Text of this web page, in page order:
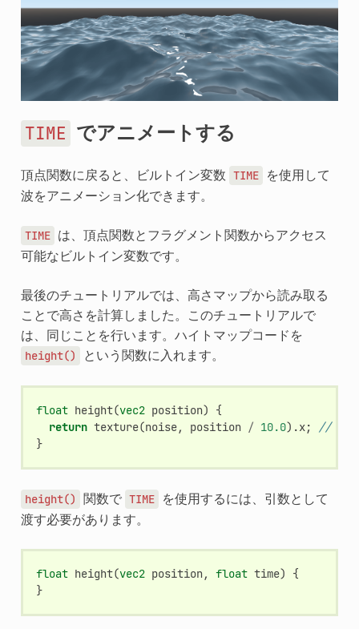
TIME でアニメートする
頂点関数に戻ると、ビルトイン変数 TIME
を使用して
波をアニメーション化できます。
TIME は、頂点関数とフラグメント関数からアクセス
可能なビルトイン変数です。
最後のチュートリアルでは、高さマップから読み取る
ことで高さを計算しました。このチュートリアルで
は、同じことを行います。ハイトマップコードを
height() という関数に入れます。
float height(vec2 position)
{
return texture(noise, position / 10.0).x;
//
}
height() 関数で TIME
を使用するには、引数として
渡す必要があります。
float height(vec2 position, float time)
{
}